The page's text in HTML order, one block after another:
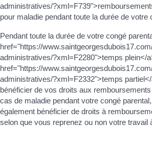
administratives/
pour maladie pendant toute la durée de votre
Pendant toute la durée de votre congé
href="https://
administratives/?xml=F2280">temps plein</
href="https://
administratives/?xml=F2332">temps
bénéficier de vos droits aux
cas de maladie pendant votre congé
également bénéficier de droits à
selon que vous reprenez ou non votre travail